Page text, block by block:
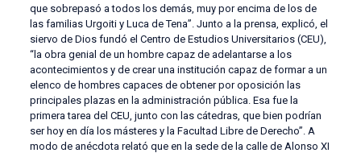
que sobrepasó a todos los demás, muy por encima de los de
las familias Urgoiti y Luca de Tena”. Junto a la prensa, explicó, el
siervo de Dios fundó el Centro de Estudios Universitarios (CEU),
“la obra genial de un hombre capaz de adelantarse a los
acontecimientos y de crear una institución capaz de formar a un
elenco de hombres capaces de obtener por oposición las
principales plazas en la administración pública. Esa fue la
primera tarea del CEU, junto con las cátedras, que bien podrían
ser hoy en día los másteres y la Facultad Libre de Derecho”. A
modo de anécdota relató que en la sede de la calle de Alonso XI